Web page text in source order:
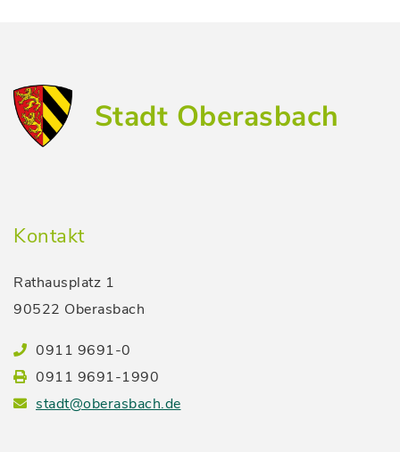
Stadt Oberasbach
Kontakt
Rathausplatz 1
90522 Oberasbach
0911 9691-0
0911 9691-1990
stadt@oberasbach.de